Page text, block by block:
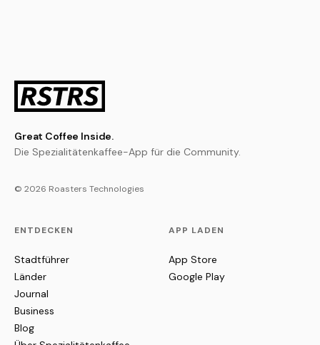
Great Coffee Inside.
Die Spezialitätenkaffee-App für die Community.
© 2026 Roasters Technologies
ENTDECKEN
Stadtführer
Länder
Journal
Business
Blog
APP LADEN
App Store
Google Play